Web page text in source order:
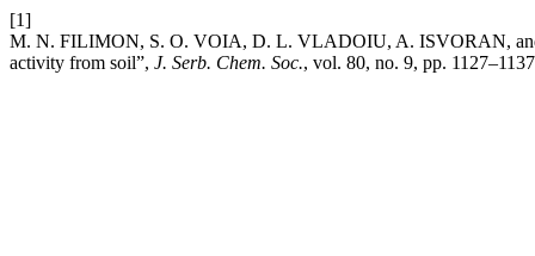
[1]
M. N. FILIMON, S. O. VOIA, D. L. VLADOIU, A. ISVORAN, and
activity from soil”, J. Serb. Chem. Soc., vol. 80, no. 9, pp.